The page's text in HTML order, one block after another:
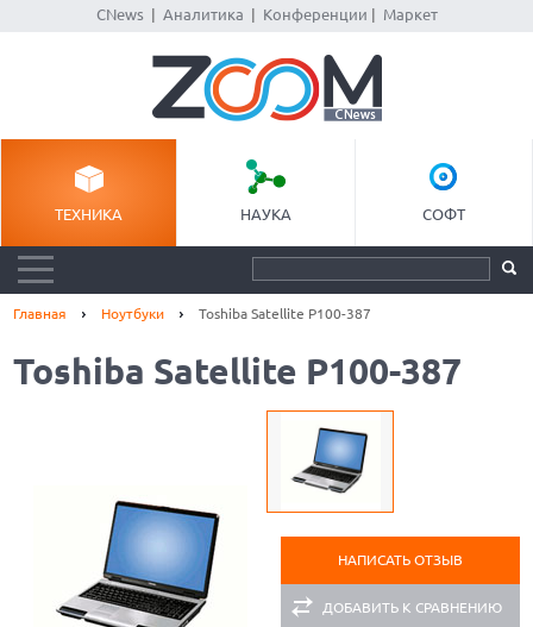
CNews| Аналитика Конференции Маркет
ТЕХНИКА НАУКА СОФТ
Главная Ноутбуки Toshiba Satellite P100-387
Toshiba Satellite P100-387
НАПИСАТЬ ОТЗЫВ
ДОБАВИТЬ К СРАВНЕНИЮ